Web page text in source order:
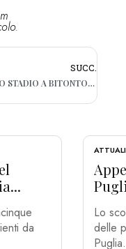
SUCC.
COPPIETTA SI APPARTA VICINO ALLO STADIO A BITONTO E VIENE AGGREDITA CON UN BASTONE
da
Lo
delle